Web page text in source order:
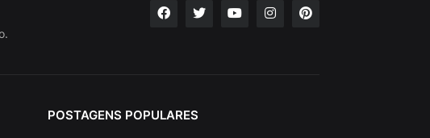
POSTAGENS POPULARES